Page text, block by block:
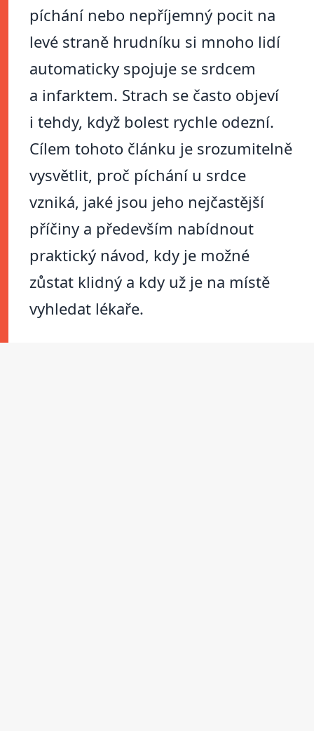
píchání nebo nepříjemný pocit na
levé straně hrudníku si mnoho lidí
automaticky spojuje se srdcem
a infarktem. Strach se často objeví
i tehdy, když bolest rychle odezní.
Cílem tohoto článku je srozumitelně
vysvětlit, proč píchání u srdce
vzniká, jaké jsou jeho nejčastější
příčiny a především nabídnout
praktický návod, kdy je možné
zůstat klidný a kdy už je na místě
vyhledat lékaře.